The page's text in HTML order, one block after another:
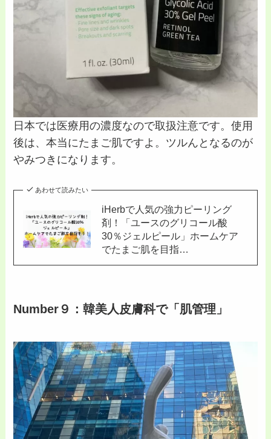
日本では医療用の濃度なので取扱注意です。使用
後は、本当にたまご肌ですよ。ツルんとなるのが
やみつきになります。
あわせて読みたい
iHerbで人気の強力ピーリング
剤！「ユースのグリコール酸
30％ジェルピール」ホームケア
でたまご肌を目指…
Number９：韓美人皮膚科で「肌管理」